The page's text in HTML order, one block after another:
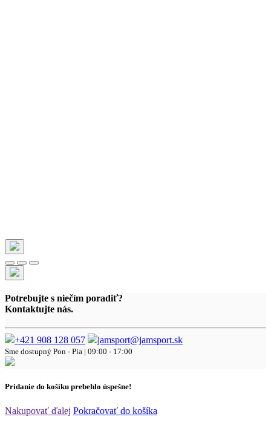
Potrebujte s niečím poradiť?
Kontaktujte nás.
+421 908 128 057 jamsport@jamsport.sk
Sme dostupný Pon - Pia | 09:00 - 17:00
Pridanie do košíku prebehlo úspešne!
Nakupovať ďalej Pokračovať do košíka